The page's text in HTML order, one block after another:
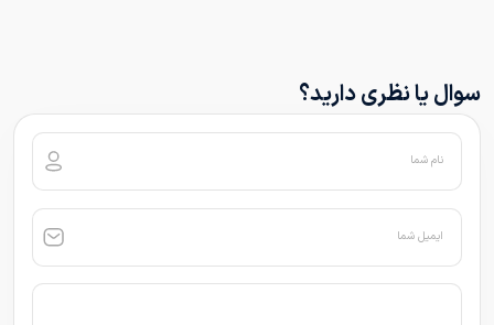
سوال یا نظری دارید؟
نام شما
ایمیل شما